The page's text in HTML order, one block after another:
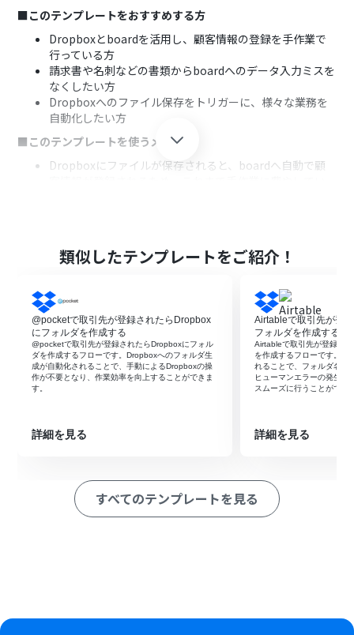
■このテンプレートをおすすめする方
Dropboxとboardを活用し、顧客情報の登録を手作業で
行っている方
請求書や名刺などの書類からboardへのデータ入力ミスを
なくしたい方
Dropboxへのファイル保存をトリガーに、様々な業務を
自動化したい方
■このテンプレートを使うメリット
Dropboxにファイルが保存されると、boardへ自動で顧
■フローボットの流れ
はじめに、DropboxとboardをYoomと連携します
次に、トリガーでDropboxを選択し、「特定のフォルダ
内でファイルが作成または更新されたら」というアクショ
ンを設定します
次に、オペレーションでDropboxの「ファイルをダウン
ロード」アクションを設定し、トリガーで検知したファイ
ルを取得します
スト情報を抽出します
※「トリガー」：フロー起動のきっかけとなるアクション、「オ
ペレーション」：トリガー起動後、フロー内で処理を行うアク
かを設定します。例えば、請求書から「会社名」「請求金
類似したテンプレートをご紹介！
@pocketで取引先が登録されたらDropbox
にフォルダを作成する
@pocketで取引先が登録されたらDropboxにフォル
ダを作成するフローです。Dropboxへのフォルダ生
成が自動化されることで、手動によるDropboxの操
作が不要となり、作業効率を向上することができま
す。
詳細を見る
Airtableで取引先が登
フォルダを作成する
Airtableで取引先が登録さ
を作成するフローです。フ
れることで、フォルダ名の
ヒューマンエラーの発生を
スムーズに行うことができ
詳細を見る
すべてのテンプレートを見る